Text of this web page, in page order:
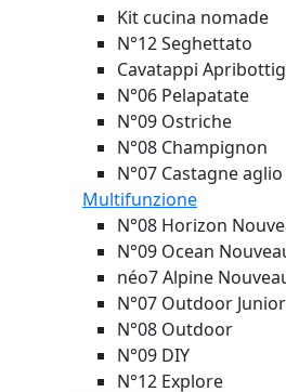
Kit cucina nomade
N°12 Seghettato
Cavatappi
N°06 Pelapatate
N°09 Ostriche
N°08 Champignon
N°07 Castagne
Multifunzione
N°08 Horizon
N°09 Ocean
néo7 Alpine
N°07 Outdoor Junior
N°08 Outdoor
N°09 DIY
N°12 Explore